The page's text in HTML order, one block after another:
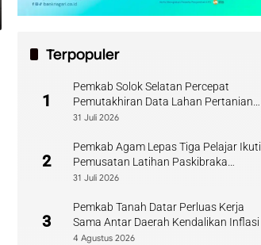
Terpopuler
1
Pemkab Solok Selatan Percepat
Pemutakhiran Data Lahan Pertanian
Pangan Berkelanjutan
31 Juli 2026
2
Pemkab Agam Lepas Tiga Pelajar Ikuti
Pemusatan Latihan Paskibraka
Sumbar
31 Juli 2026
3
Pemkab Tanah Datar Perluas Kerja
Sama Antar Daerah Kendalikan Inflasi
4 Agustus 2026